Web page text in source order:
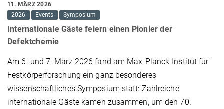
11. MÄRZ 2026
2026
Events Symposium
Internationale Gäste feiern einen Pionier der
Defektchemie
Am 6. und 7. März 2026 fand am Max-Planck-Institut für
Festkörperforschung ein ganz besonderes
wissenschaftliches Symposium statt: Zahlreiche
internationale Gäste kamen zusammen, um den 70.